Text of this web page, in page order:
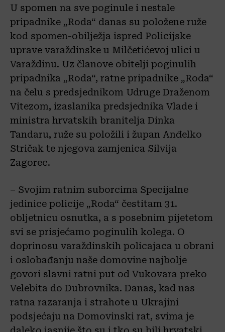
U spomen na sve poginule i nestale
pripadnike „Roda“ danas su položene ruže
kod spomen-obilježja ispred Policijske
uprave varaždinske u Milčetićevoj ulici u
Varaždinu. Uz članove obitelji poginulih
pripadnika „Roda“, ratne pripadnike „Roda“
na čelu s predsjednikom Udruge Draženom
Vitezom, izaslanika predsjednika Vlade i
ministra hrvatskih branitelja Dinka
Tandaru, ruže su položili i župan Anđelko
Stričak te njegova zamjenica Silvija
Zagorec.
– Svojim ratnim suborcima Specijalne
jedinice policije „Roda“ čestitam 31.
obljetnicu osnutka, a s posebnim pijetetom
svi se prisjećamo poginulih kolega. O
doprinosu varaždinskih policajaca u obrani
i oslobađanju naše domovine najbolje
govori slavni ratni put od Vukovara preko
Velebita do Dubrovnika. Danas, kad nas
ratna razaranja i strahote u Ukrajini
podsjećaju na Domovinski rat, svima je